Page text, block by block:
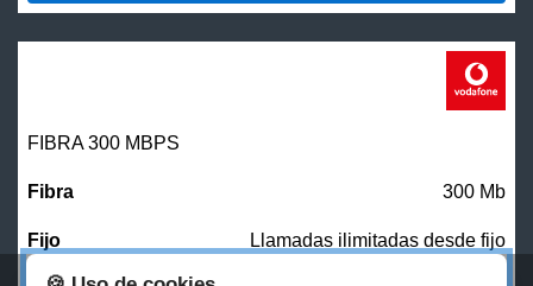
FIBRA 300 MBPS
300 Mb
Llamadas ilimitadas desde fijo